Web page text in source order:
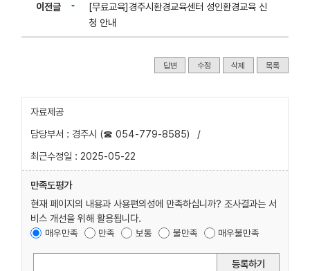
이전글
[무료교육]경주시환경교육센터 성인환경교육 신
청 안내
답변 수정 삭제 목록
자료제공
담당부서 : 경주시 (☎ 054-779-8585)
/
최근수정일 : 2025-05-22
만족도평가
현재 페이지의 내용과 사용편의성에 만족하십니까? 조사결과는 서
비스 개선을 위해 활용됩니다.
매우만족 만족 보통 불만족 매우불만족
등록하기